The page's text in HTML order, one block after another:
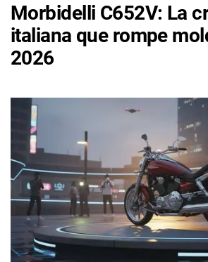
Morbidelli C652V: La
italiana que rompe
2026